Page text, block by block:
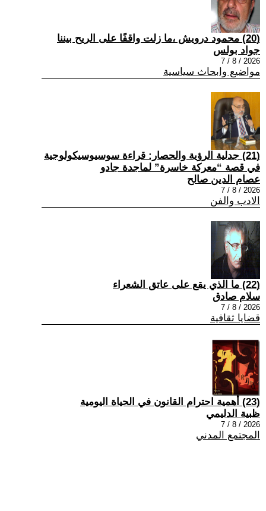
(20) محمود درويش ،ما زلت واقفًا على الريح بيننا
جواد بولس
2026 / 8 / 7
مواضيع وابحاث سياسية
(21) جدلية الرؤية والحصار: قراءة سوسيوسيكولوجية
في قصة “معركة خاسرة” لماجدة جادو
عصام الدين صالح
2026 / 8 / 7
الادب والفن
(22) ما الذي يقع على عاتق الشعراء
سلام صادق
2026 / 8 / 7
قضايا ثقافية
(23) أهمية احترام القانون في الحياة اليومية
ظبية الدليمي
2026 / 8 / 7
المجتمع المدني